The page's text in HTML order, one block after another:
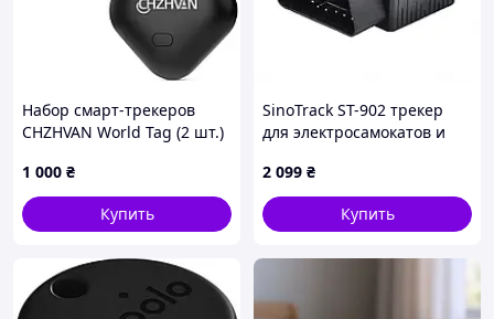
Набор смарт-трекеров
CHZHVAN World Tag (2 шт.)
My (Для ключей,
кошельков, чемоданов,
Черный)
1 000 ₴
Купить
SinoTrack ST-902 трекер
для электросамокатов и
2 099 ₴
Купить